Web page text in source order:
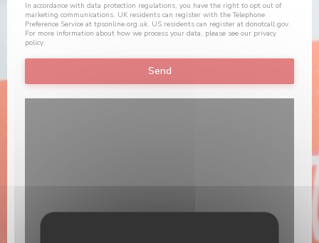
In accordance with data protection regulations, you have the right to opt out of
marketing communications. UK residents can register with the Telephone
Preference Service at tpsonline.org.uk. US residents can register at donotcall.gov.
For more information about how we process your data, please see our privacy
policy.